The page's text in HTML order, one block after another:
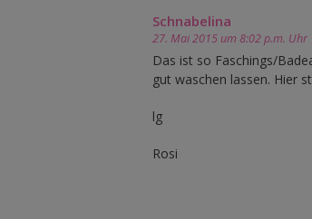
Schnabelina
27. Mai 2015 um 8:02 p.m. Uhr
Das ist so Faschings/
gut waschen lassen. Hier
lg
Rosi